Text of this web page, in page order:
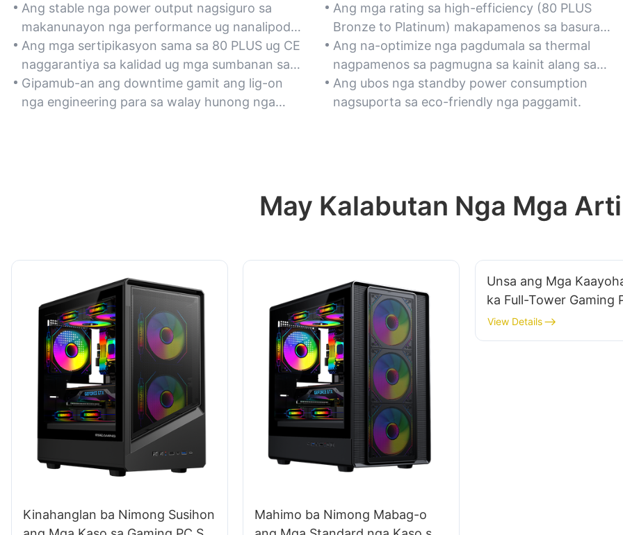
Ang stable nga power output nagsiguro sa
makanunayon nga performance ug nanalipod
sa hardware gikan sa kadaot.
Ang mga sertipikasyon sama sa 80 PLUS ug CE
naggarantiya sa kalidad ug mga sumbanan sa
kaluwasan.
Gipamub-an ang downtime gamit ang lig-on
nga engineering para sa walay hunong nga
Ang mga rating sa high-efficiency (80 PLUS
Bronze to Platinum) makapamenos sa basura
sa enerhiya ug makapaubos sa gasto sa
kuryente.
Ang na-optimize nga pagdumala sa thermal
nagpamenos sa pagmugna sa kainit alang sa
mas taas nga kinabuhi sa sistema.
Ang ubos nga standby power consumption
nagsuporta sa eco-friendly nga paggamit.
May Kalabutan Nga Mga
Kinahanglan ba Nimong Susihon
Mahimo ba Nimong Mabag-o
Unsa ang Mga
ka Full-Tower Gaming
Para sa Seryoso nga
Gamer?​
View Details